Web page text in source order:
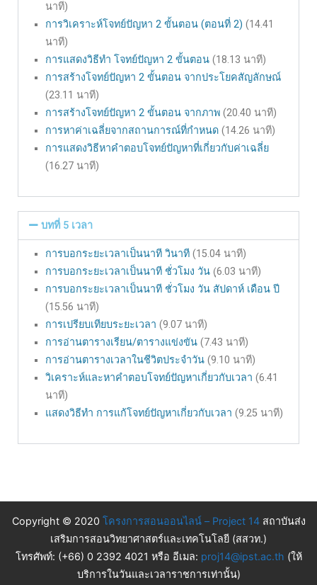
นาที)
การวิเคราะห์โจทย์ปัญหา 2 ขั้นตอน (ตอนที่ 2) (14.41
นาที)
การแสดงวิธีทำ โจทย์ปัญหา 2 ขั้นตอน (18.13 นาที)
การสร้างโจทย์ปัญหา 2 ขั้นตอน จากประโยคสัญลักษณ์
(23.11 นาที)
การสร้างโจทย์ปัญหา 2 ขั้นตอน จากภาพ (20.40 นาที)
การหาค่าเฉลี่ยจากสถานการณ์ที่กำหนด (14.26 นาที)
การแสดงวิธีหาคำตอบโจทย์ปัญหาที่เกี่ยวกับค่าเฉลี่ย
(16.27 นาที)
บทที่ 5 เวลา
การบอกระยะเวลาเป็นนาที วินาที (15.04 นาที)
การบอกระยะเวลาเป็นนาที ชั่วโมง วัน (ุ6.03 นาที)
การบอกระยะเวลาเป็นนาที ชั่วโมง วัน สัปดาห์ เดือน ปี
(15.56 นาที)
การเปรียบเทียบระยะเวลา (9.07 นาที)
การอ่านตารางเรียน/ตารางแข่งขัน (7.43 นาที)
การอ่านตารางเวลาในชีวิตประจำวัน (9.10 นาที)
วิเคราะห์และหาคำตอบโจทย์ปัญหาเกี่ยวกับเวลา (6.41
นาที)
แสดงวิธีทำ การแก้โจทย์ปัญหาเกี่ยวกับเวลา (9.25 นาที)
Copyright © 2020 โครงการสอนออนไลน์ – Project 14สถาบันส่ง
เสริมการสอนวิทยาศาสตร์และเทคโนโลยี (สสวท.)
โทรศัพท์: (+66) 0 2392 4021 หรือ อีเมล: proj14@ipst.ac.th (ให้
บริการในวันและเวลาราชการเท่านั้น)